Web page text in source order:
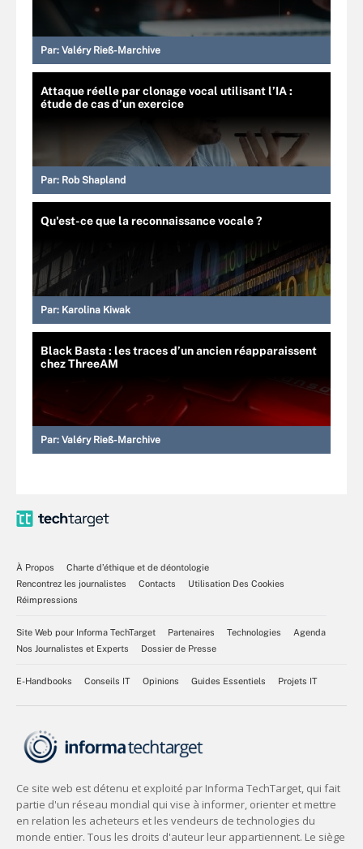
Par: Valéry Rieß-Marchive
Attaque réelle par clonage vocal utilisant l’IA :
étude de cas d’un exercice
Par: Rob Shapland
Qu'est-ce que la reconnaissance vocale ?
Par: Karolina Kiwak
Black Basta : les traces d’un ancien réapparaissent
chez ThreeAM
Par: Valéry Rieß-Marchive
À Propos
Charte d’éthique et de déontologie
Rencontrez les journalistes
Contacts
Utilisation Des Cookies
Réimpressions
Site Web pour Informa TechTarget Partenaires Technologies
Agenda
Nos Journalistes et Experts
Dossier de Presse
E-Handbooks Conseils IT Opinions Guides Essentiels Projets IT